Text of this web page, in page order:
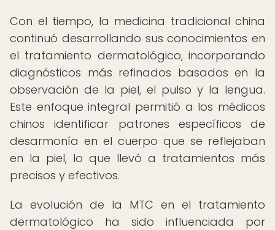
Con el tiempo, la medicina tradicional china
continuó desarrollando sus conocimientos en
el tratamiento dermatológico, incorporando
diagnósticos más refinados basados en la
observación de la piel, el pulso y la lengua.
Este enfoque integral permitió a los médicos
chinos identificar patrones específicos de
desarmonía en el cuerpo que se reflejaban
en la piel, lo que llevó a tratamientos más
precisos y efectivos.
La evolución de la MTC en el tratamiento
dermatológico ha sido influenciada por